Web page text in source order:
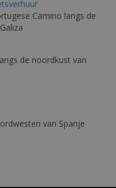
Camino langs de
de noordkust van
van Spanje